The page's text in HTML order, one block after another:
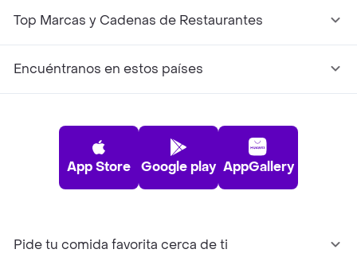
Top Marcas y Cadenas de Restaurantes
Encuéntranos en estos países
App Store Google play AppGallery
Pide tu comida favorita cerca de ti